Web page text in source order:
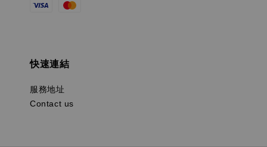
快速連結
服務地址
Contact us